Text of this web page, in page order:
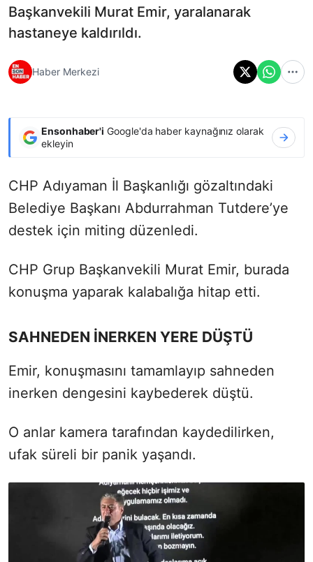
Başkanvekili Murat Emir, yaralanarak
hastaneye kaldırıldı.
Haber Merkezi
Ensonhaber'i Google'da haber kaynağınız olarak
ekleyin
CHP Adıyaman İl Başkanlığı gözaltındaki
Belediye Başkanı Abdurrahman Tutdere’ye
destek için miting düzenledi.
CHP Grup Başkanvekili Murat Emir, burada
konuşma yaparak kalabalığa hitap etti.
SAHNEDEN İNERKEN YERE DÜŞTÜ
Emir, konuşmasını tamamlayıp sahneden
inerken dengesini kaybederek düştü.
O anlar kamera tarafından kaydedilirken,
ufak süreli bir panik yaşandı.